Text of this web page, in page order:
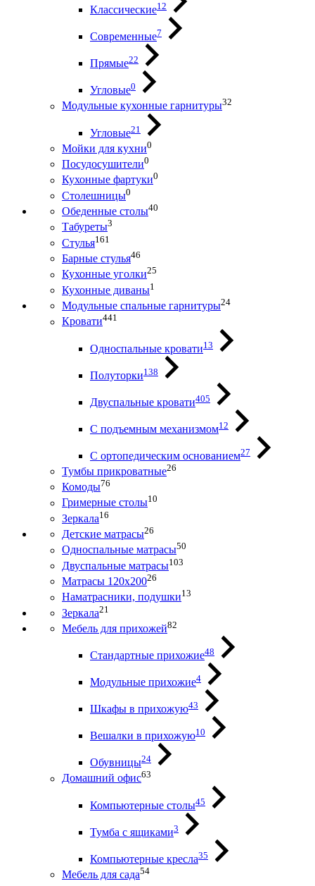
Классические12
Современные7
Прямые22
Угловые0
Модульные кухонные гарнитуры32
Угловые21
Мойки для кухни0
Посудосушители0
Кухонные фартуки0
Столешницы0
Обеденные столы40
Табуреты3
Стулья161
Барные стулья46
Кухонные уголки25
Кухонные диваны1
Модульные спальные гарнитуры24
Кровати441
Односпальные кровати13
Полуторки138
Двуспальные кровати405
С подъемным механизмом12
С ортопедическим основанием27
Тумбы прикроватные26
Комоды76
Гримерные столы10
Зеркала16
Детские матрасы26
Односпальные матрасы50
Двуспальные матрасы103
Матрасы 120х20026
Наматрасники, подушки13
Зеркала21
Мебель для прихожей82
Стандартные прихожие48
Модульные прихожие4
Шкафы в прихожую43
Вешалки в прихожую10
Обувницы24
Домашний офис63
Компьютерные столы45
Тумба с ящиками3
Компьютерные кресла35
Мебель для сада54